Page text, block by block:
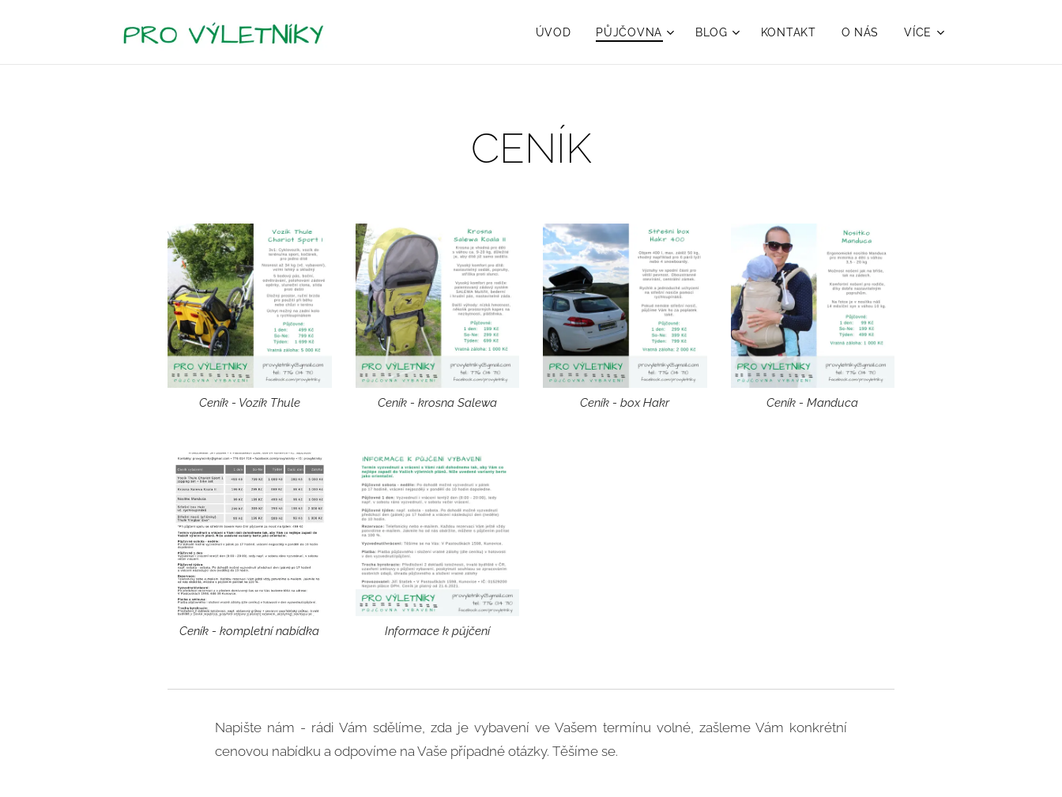
ÚVOD PŮJČOVNA BLOG KONTAKT O NÁS VÍCE
CENÍK
Ceník - Vozík Thule Ceník - krosna Salewa Ceník - box Hakr Ceník - Manduca
Ceník - kompletní nabídka Informace k půjčení
Napište nám - rádi Vám sdělíme, zda je vybavení ve Vašem termínu volné, zašleme Vám konkrétní
cenovou nabídku a odpovíme na Vaše případné otázky. Těšíme se.